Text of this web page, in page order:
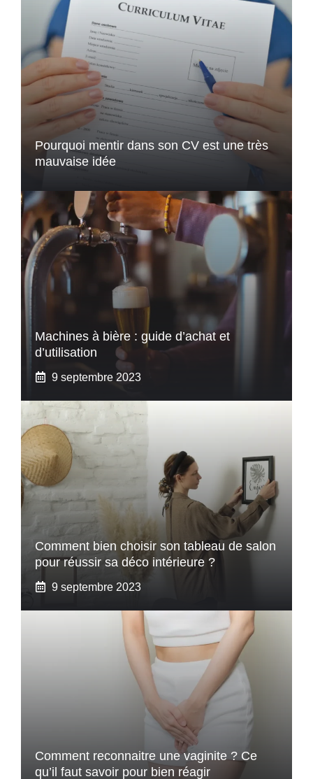
Pourquoi mentir dans son CV est une très
mauvaise idée
Machines à bière : guide d’achat et
d’utilisation
9 septembre 2023
Comment bien choisir son tableau de salon
pour réussir sa déco intérieure ?
9 septembre 2023
Comment reconnaitre une vaginite ? Ce
qu’il faut savoir pour bien réagir